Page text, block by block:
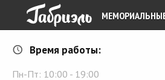
Время работы:
Пн-Пт: 10:00 - 19:00